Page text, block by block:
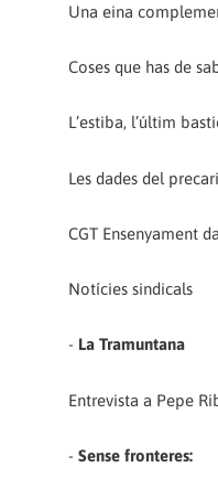
Una eina
Coses que has de
L’estiba, l’últim
Les dades del
CGT Ensenyament
Notícies sindicals
- La Tramuntana
Entrevista a Pepe
- Sense fronteres: